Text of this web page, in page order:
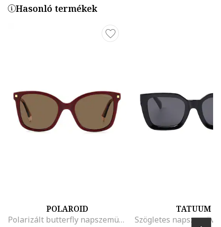
Hasonló termékek
POLAROID
Polarizált butterfly napszemüveg, Bordó/Barna
TATUUM
Szögletes